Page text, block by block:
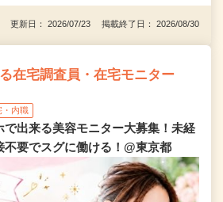
更新日： 2026/07/23 掲載終了日： 2026/08/30
在宅調査員・在宅モニター
・内職
出来る美容モニター大募集！未経
不要でスグに働ける！@東京都